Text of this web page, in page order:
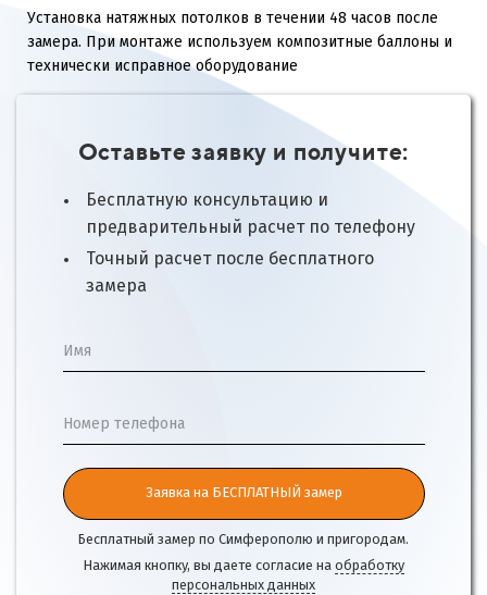
Установка натяжных потолков в течении 48 часов после
замера. При монтаже используем композитные баллоны и
технически исправное оборудование
Оставьте заявку и получите:
Бесплатную консультацию и
предварительный расчет по телефону
Точный расчет после бесплатного
замера
Имя
Номер телефона
Заявка на БЕСПЛАТНЫЙ замер
Бесплатный замер по Симферополю и пригородам.
Нажимая кнопку, вы даете согласие на обработку
персональных данных